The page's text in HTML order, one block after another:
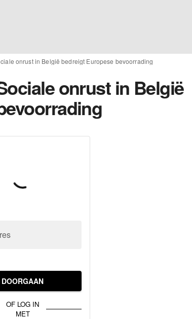
onrust in België bedreigt Europese bevoorrading
onrust in België
DOORGAAN
OF LOG IN
MET